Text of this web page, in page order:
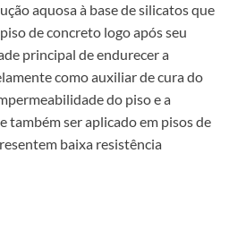
aquosa à base de silicatos que
de concreto logo após seu
principal de endurecer a
como auxiliar de cura do
do piso e a
também ser aplicado em pisos de
baixa resistência